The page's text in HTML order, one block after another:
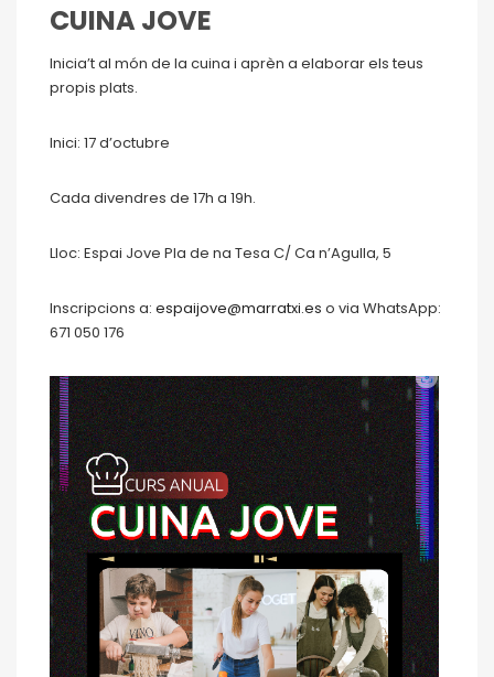
CUINA JOVE
Inicia’t al món de la cuina i aprèn a elaborar els teus
propis plats.
Inici: 17 d’octubre
Cada divendres de 17h a 19h.
Lloc: Espai Jove Pla de na Tesa C/ Ca n’Agulla, 5
Inscripcions a: espaijove@marratxi.es o via WhatsApp:
671 050 176